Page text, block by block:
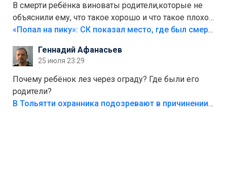
В смерти ребёнка виноваты родители,которые не
объяснили ему, что такое хорошо и что такое плохо!
Лезть через такой забор,верх безумия,есть же
свою судьбу.
«Попал на пику»: СК показал место, где был смертельно травмирован ребенок в Тольятти
Геннадий Афанасьев
25 июля 23:29
Почему ребёнок лез через ограду? Где были его
родители?
В Тольятти охранника подозревают в причинении смерти ребенку